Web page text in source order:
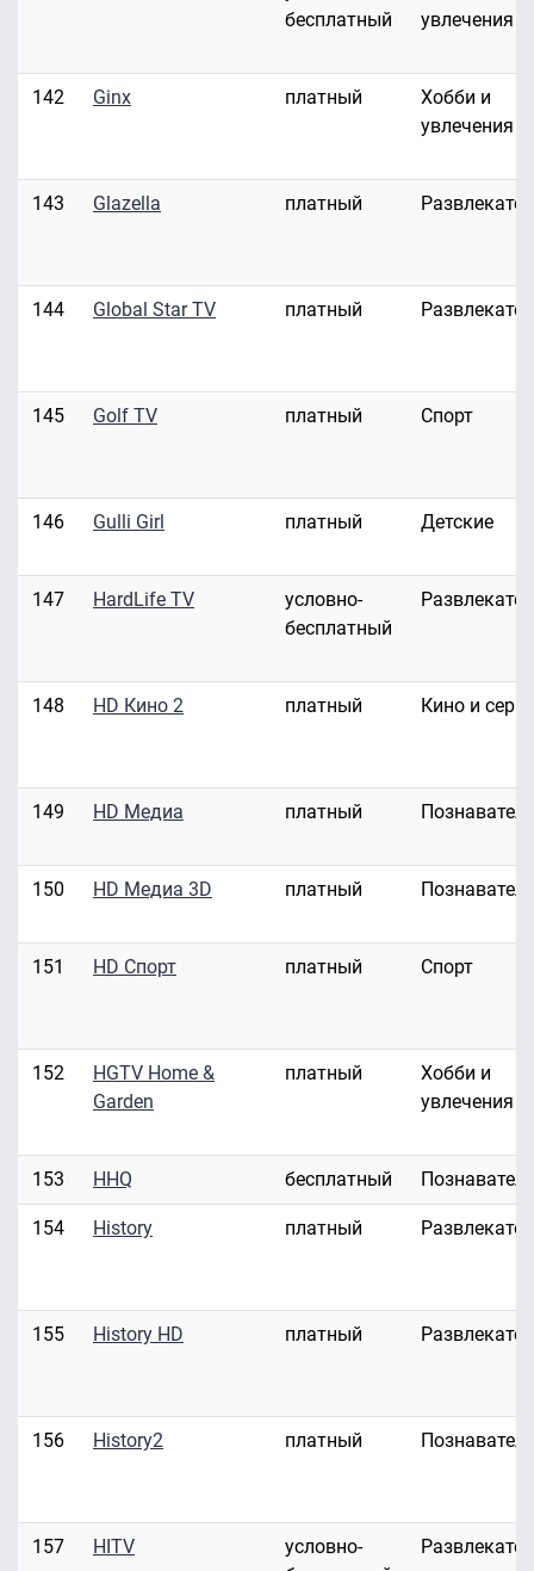
бесплатный
увлечения
142 Ginx платный
Хобби и
увлечения
143 Glazella платный
144 Global Star TV платный
145 Golf TV платный Спорт
146 Gulli Girl платный Детские
147 HardLife TV
условно-
бесплатный
148 HD Кино 2 платный Кино и
149 HD Медиа платный
150 HD Медиа 3D платный
151 HD Спорт платный Спорт
152
HGTV Home &
Garden
платный
Хобби и
увлечения
153 HHQ бесплатный
154 History платный
155 History HD платный
156 History2 платный
157 HITV
условно-